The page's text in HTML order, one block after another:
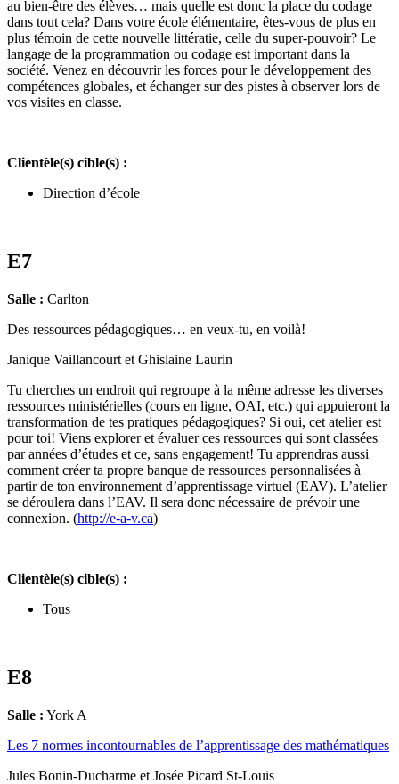
au bien-être des élèves… mais quelle est donc la place du codage
dans tout cela? Dans votre école élémentaire, êtes-vous de plus en
plus témoin de cette nouvelle littératie, celle du super-pouvoir? Le
langage de la programmation ou codage est important dans la
société. Venez en découvrir les forces pour le développement des
compétences globales, et échanger sur des pistes à observer lors de
vos visites en classe.
Clientèle(s) cible(s) :
Direction d’école
E7
Salle : Carlton
Des ressources pédagogiques… en veux-tu, en voilà!
Janique Vaillancourt et Ghislaine Laurin
Tu cherches un endroit qui regroupe à la même adresse les diverses
ressources ministérielles (cours en ligne, OAI, etc.) qui appuieront la
transformation de tes pratiques pédagogiques? Si oui, cet atelier est
pour toi! Viens explorer et évaluer ces ressources qui sont classées
par années d’études et ce, sans engagement! Tu apprendras aussi
comment créer ta propre banque de ressources personnalisées à
partir de ton environnement d’apprentissage virtuel (EAV). L’atelier
se déroulera dans l’EAV. Il sera donc nécessaire de prévoir une
connexion. (http://e-a-v.ca)
Clientèle(s) cible(s) :
Tous
E8
Salle : York A
Les 7 normes incontournables de l’apprentissage des mathématiques
Jules Bonin-Ducharme et Josée Picard St-Louis